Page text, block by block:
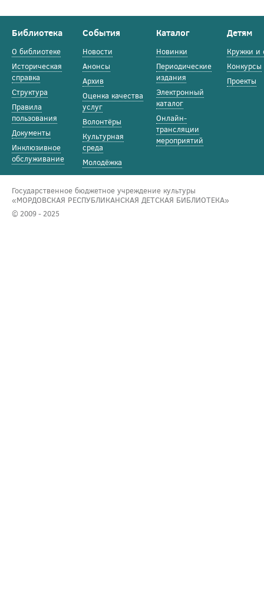
Библиотека
О библиотеке
Историческая
справка
Структура
Правила
пользования
Документы
Инклюзивное
обслуживание
События
Новости
Анонсы
Архив
Оценка качества
услуг
Волонтёры
Культурная
среда
Молодёжка
Каталог
Новинки
Периодические
издания
Электронный
каталог
Онлайн-
трансляции
мероприятий
Детям
Кружки и
Конкурсы
Проекты
Государственное бюджетное учреждение культуры
«МОРДОВСКАЯ РЕСПУБЛИКАНСКАЯ ДЕТСКАЯ БИБЛИОТЕКА»
© 2009 - 2025